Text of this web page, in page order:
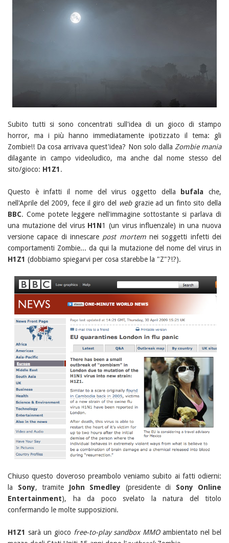
Subito tutti si sono concentrati sull'idea di un gioco di stampo
horror, ma i più hanno immediatamente ipotizzato il tema: gli
Zombie!! Da cosa arrivava quest'idea? Non solo dalla Zombie mania
dilagante in campo videoludico, ma anche dal nome stesso del
sito/gioco: H1Z1.
Questo è infatti il nome del virus oggetto della bufala che,
nell'Aprile del 2009, fece il giro del
web grazie ad un finto sito della
BBC. Come potete leggere nell'immagine sottostante si parlava di
una mutazione del virus H1N1 (un virus influenzale) in una nuova
versione capace di innescare post mortemnei soggetti infetti dei
comportamenti Zombie... da qui la mutazione del nome del virus in
H1Z1 (dobbiamo spiegarvi per cosa starebbe la "Z"?!?).
Chiuso questo doveroso preambolo veniamo subito ai fatti odierni:
la Sony, tramite John Smedley (presidente di Sony Online
Entertainment), ha da poco svelato la natura del titolo
confermando le molte supposizioni.
H1Z1 sarà un gioco free-to-play sandbox MMOambientato nel bel